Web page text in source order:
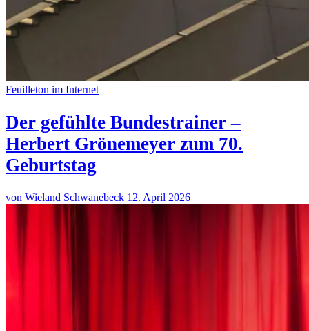
Feuilleton im Internet
Der gefühlte Bundestrainer –
Herbert Grönemeyer zum 70.
Geburtstag
von Wieland Schwanebeck 12. April 2026